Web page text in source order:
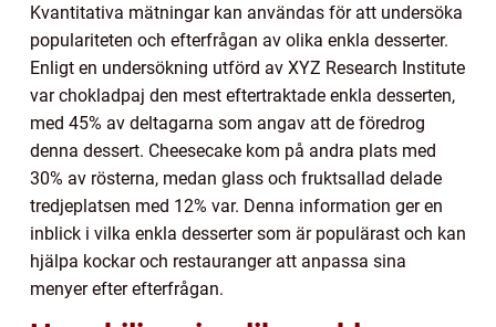
Kvantitativa mätningar kan användas för att undersöka
populariteten och efterfrågan av olika enkla desserter.
Enligt en undersökning utförd av XYZ Research Institute
var chokladpaj den mest eftertraktade enkla desserten,
med 45% av deltagarna som angav att de föredrog
denna dessert. Cheesecake kom på andra plats med
30% av rösterna, medan glass och fruktsallad delade
tredjeplatsen med 12% var. Denna information ger en
inblick i vilka enkla desserter som är populärast och kan
hjälpa kockar och restauranger att anpassa sina
menyer efter efterfrågan.